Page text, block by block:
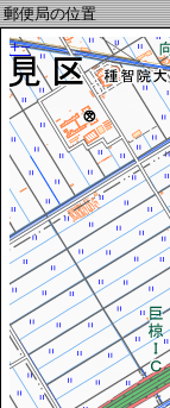
郵便局の位置